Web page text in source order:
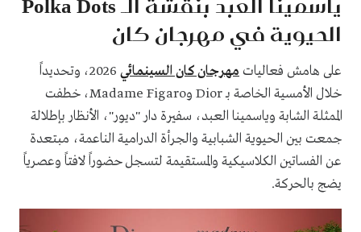
الحيوية في مهرجان كان
على هامش فعاليات مهرجان كان السينمائي
2026، وتحديداً
خلال الأمسية الخاصة بـ Dior وMadame Figaro، خطفت
الممثلة الشابة وياسمينا العبد، سفيرة دار "ديور"، الأنظار بإطلالة
جمعت بين الحيوية الشبابية والجرأة الدرامية الناعمة، مبتعدة
عن الفساتين الكلاسيكية والمستقيمة لتسجل حضوراً لافتاً وعصرياً
يضج بالحركة.